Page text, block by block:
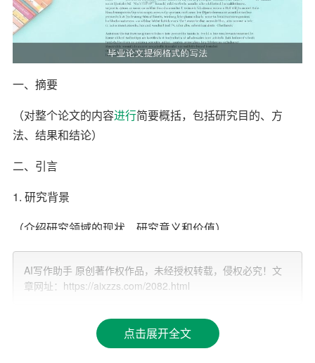
一、摘要
（对整个论文的内容进行简要概括，包括研究目的、方
法、结果和结论）
二、引言
1. 研究背景
（介绍研究领域的现状、研究意义和价值）
（明确研究的目标和意义）
（简述研究过程中采用的方法和技术）
AI写作助手 原创著作权作品，未经授权转载，侵权必究！文
章网址：https://aixzzs.com/2082.html
点击展开全文